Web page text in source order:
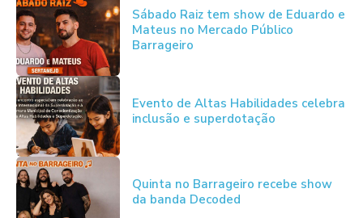
Sábado Raiz tem show de Eduardo e
Mateus no Mercado Público
Barrageiro
Evento de Altas Habilidades celebra
inclusão e superdotação
Quinta no Barrageiro recebe show
da banda Decoded